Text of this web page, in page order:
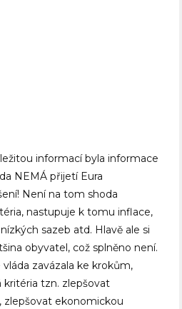
informací byla informace
NEMÁ přijetí Eura
Není na tom shoda
nastupuje k tomu inflace,
sazeb atd. Hlavě ale si
obyvatel, což splněno není.
zavázala ke krokům,
kritéria tzn. zlepšovat
ekonomickou